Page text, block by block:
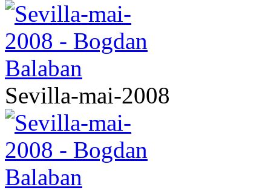
Sevilla-mai-2008